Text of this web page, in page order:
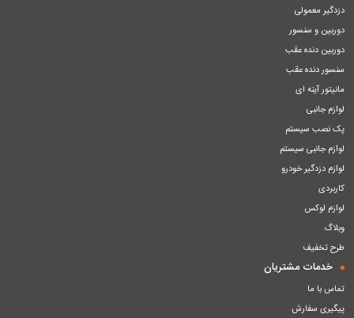
دزدگیر معمولی
دوربین و سنسور
دوربین دنده عقب
سنسور دنده عقب
مانیتور آینه ای
لوازم جانبی
پک نصب سیستم
لوازم جانبی سیستم
لوازم دزدگیر خودرو
کاربردی
لوازم لوکس
وبلاگ
طرح تخفیف
خدمات مشتریان
تماس با ما
پیگیری سفارش